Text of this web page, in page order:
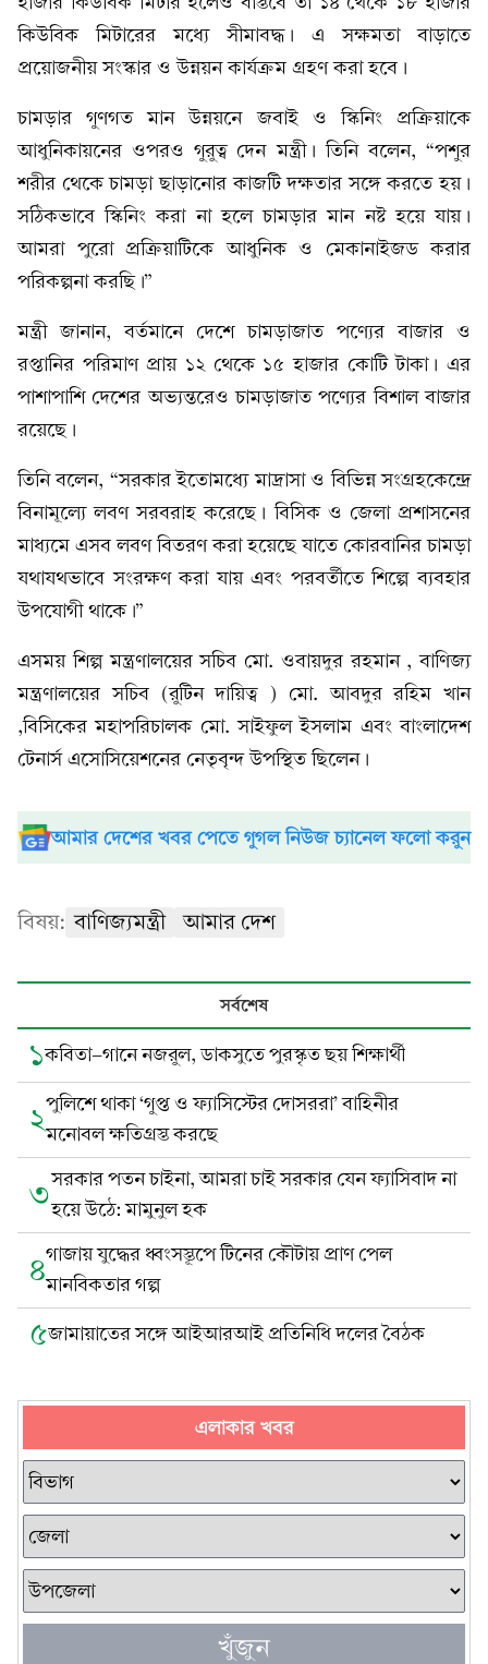
কিউবিক মিটারের মধ্যে সীমাবদ্ধ। এ সক্ষমতা বাড়াতে
প্রয়োজনীয় সংস্কার ও উন্নয়ন কার্যক্রম গ্রহণ করা হবে।
চামড়ার গুণগত মান উন্নয়নে জবাই ও স্কিনিং প্রক্রিয়াকে
আধুনিকায়নের ওপরও গুরুত্ব দেন মন্ত্রী। তিনি বলেন, “পশুর
শরীর থেকে চামড়া ছাড়ানোর কাজটি দক্ষতার সঙ্গে করতে হয়।
সঠিকভাবে স্কিনিং করা না হলে চামড়ার মান নষ্ট হয়ে যায়।
আমরা পুরো প্রক্রিয়াটিকে আধুনিক ও মেকানাইজড করার
পরিকল্পনা করছি।”
মন্ত্রী জানান, বর্তমানে দেশে চামড়াজাত পণ্যের বাজার ও
রপ্তানির পরিমাণ প্রায় ১২ থেকে ১৫ হাজার কোটি টাকা। এর
পাশাপাশি দেশের অভ্যন্তরেও চামড়াজাত পণ্যের বিশাল বাজার
রয়েছে।
তিনি বলেন, “সরকার ইতোমধ্যে মাদ্রাসা ও বিভিন্ন সংগ্রহকেন্দ্রে
বিনামূল্যে লবণ সরবরাহ করেছে। বিসিক ও জেলা প্রশাসনের
মাধ্যমে এসব লবণ বিতরণ করা হয়েছে যাতে কোরবানির চামড়া
যথাযথভাবে সংরক্ষণ করা যায় এবং পরবর্তীতে শিল্পে ব্যবহার
উপযোগী থাকে।”
এসময় শিল্প মন্ত্রণালয়ের সচিব মো. ওবায়দুর রহমান , বাণিজ্য
মন্ত্রণালয়ের সচিব (রুটিন দায়িত্ব ) মো. আবদুর রহিম খান
,বিসিকের মহাপরিচালক মো. সাইফুল ইসলাম এবং বাংলাদেশ
টেনার্স এসোসিয়েশনের নেতৃবৃন্দ উপস্থিত ছিলেন।
আমার দেশের খবর পেতে গুগল নিউজ চ্যানেল ফলো করুন
বিষয়: বাণিজ্যমন্ত্রী আমার দেশ
সর্বশেষ
১কবিতা-গানে নজরুল, ডাকসুতে পুরস্কৃত ছয় শিক্ষার্থী
২পুলিশে থাকা ‘গুপ্ত ও ফ্যাসিস্টের দোসররা’ বাহিনীর
মনোবল ক্ষতিগ্রস্ত করছে
৩সরকার পতন চাইনা, আমরা চাই সরকার যেন ফ্যাসিবাদ না
হয়ে উঠে: মামুনুল হক
৪গাজায় যুদ্ধের ধ্বংসস্তূপে টিনের কৌটায় প্রাণ পেল
মানবিকতার গল্প
৫জামায়াতের সঙ্গে আইআরআই প্রতিনিধি দলের বৈঠক
এলাকার খবর
খুঁজুন